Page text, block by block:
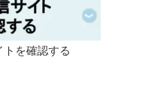
を確認する